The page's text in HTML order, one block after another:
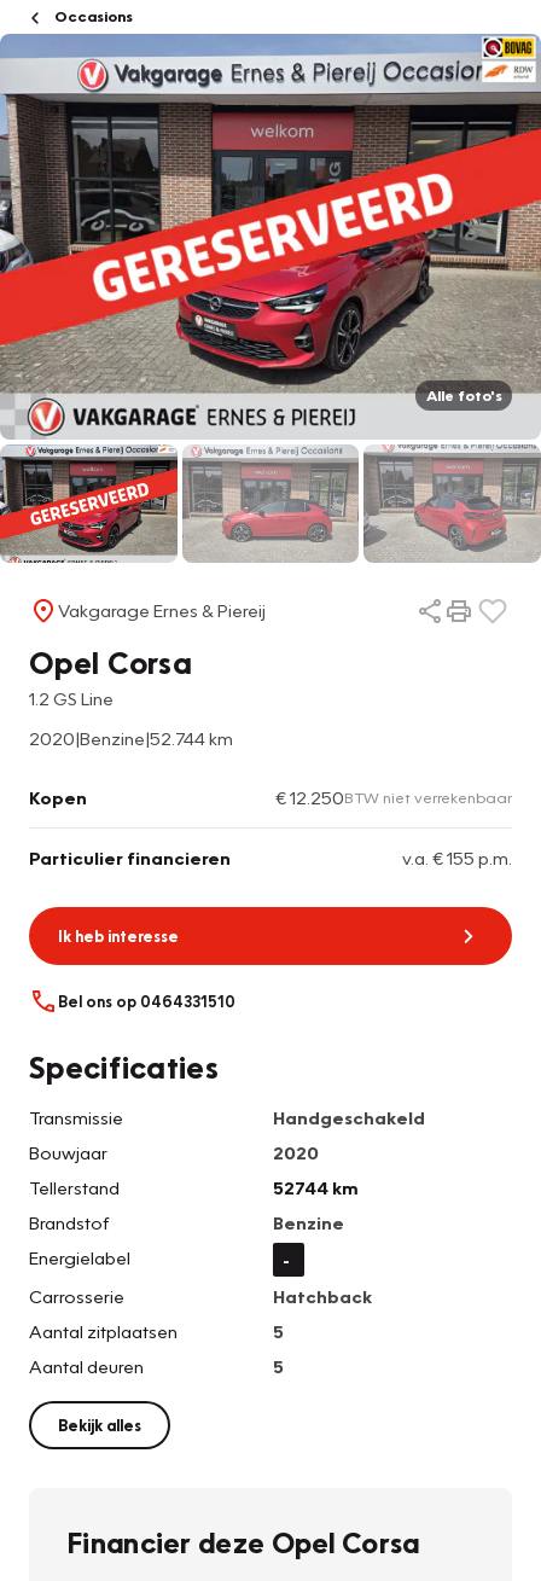
Occasions
Alle foto's
Vakgarage Ernes & Piereij
Opel Corsa
1.2 GS Line
2020|Benzine|52.744 km
Kopen € 12.250BTW niet verrekenbaar
Particulier financieren v.a. € 155 p.m.
Ik heb interesse
Bel ons op 0464331510
Specificaties
Transmissie
Handgeschakeld
Bouwjaar
2020
Tellerstand
52744 km
Brandstof
Benzine
Energielabel
-
Carrosserie
Hatchback
Aantal zitplaatsen
5
Aantal deuren
5
Bekijk alles
Financier deze Opel Corsa